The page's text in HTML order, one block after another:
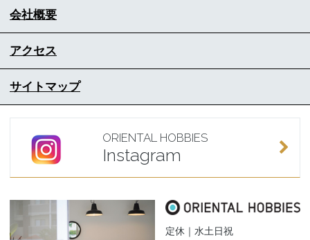
会社概要
アクセス
サイトマップ
ORIENTAL HOBBIES
Instagram
定休｜水土日祝